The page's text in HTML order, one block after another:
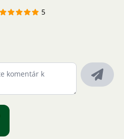
5